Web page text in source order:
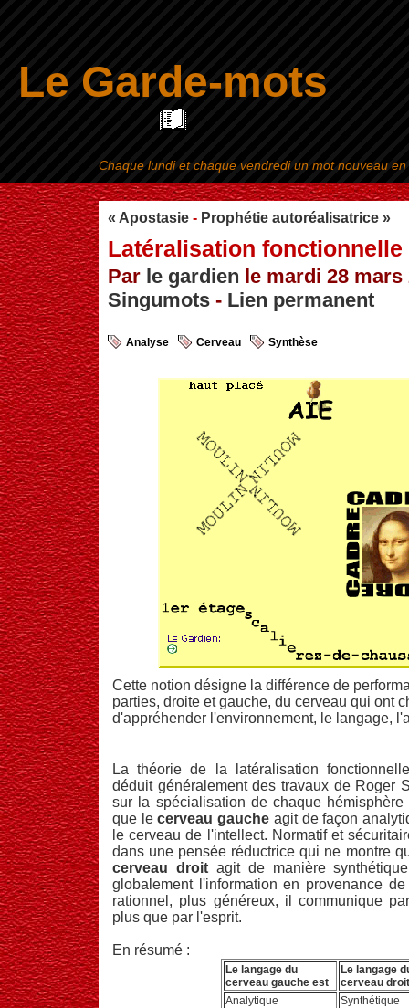
Le Garde-mots
Aller au contenu|
« Apostasie - Prophétie autoréalisatrice »
Latéralisation fonctionnelle
Par le gardien le mardi 28 mars
Singumots - Lien permanent
Analyse Cerveau Synthèse
Cette notion désigne la différence de
parties, droite et gauche, du cerveau qui ont
d'appréhender l'environnement, le langage,
La théorie de la latéralisation
déduit généralement des travaux de Roger
sur la spécialisation de chaque
que lecerveau gauche agit de façon
le cerveau de l'intellect. Normatif et
dans une pensée réductrice qui ne montre
cerveau droitagit de manière
globalement l'information en provenance
rationnel, plus généreux, il communique
plus que par l'esprit.
En résumé :
Le langage du
cerveau gauche est
Le langage
cerveau
Analytique
Synthétique
Chaque lundi et chaque vendredi un mot nouveau